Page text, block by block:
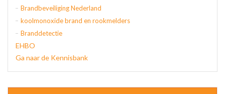
Brandbeveiliging Nederland
koolmonoxide brand en rookmelders
Branddetectie
EHBO
Ga naar de Kennisbank